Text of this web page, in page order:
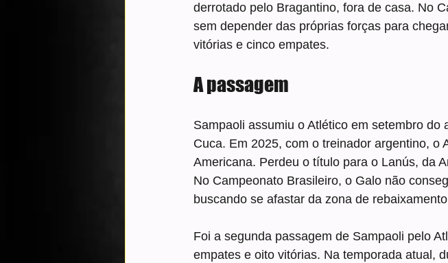
derrotado pelo Bragantino, fora de casa. No
sem depender das próprias forças para
vitórias e cinco empates.
A passagem
Sampaoli assumiu o Atlético em setembro
Cuca. Em 2025, com o treinador argentino, o
Americana. Perdeu o título para o Lanús, da
No Campeonato Brasileiro, o Galo não
buscando se afastar da zona de
Foi a segunda passagem de Sampaoli pelo
empates e oito vitórias. Na temporada atual,